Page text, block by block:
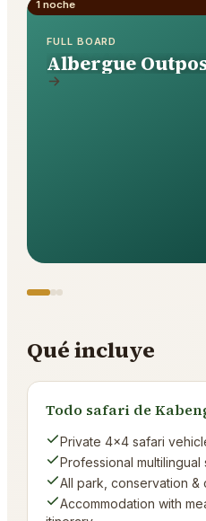
1 noche
FULL BOARD
Albergue
Qué incluye
Todo safari de
Private 4×4 safari
Professional multilingual
All park, conservation
Accommodation with